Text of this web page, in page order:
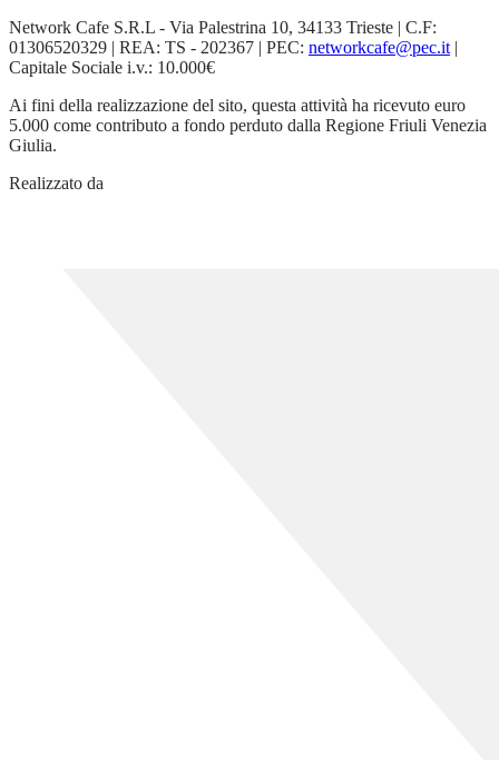
Network Cafe S.R.L - Via Palestrina 10, 34133 Trieste | C.F:
01306520329 | REA: TS - 202367 | PEC: networkcafe@pec.it |
Capitale Sociale i.v.: 10.000€
Ai fini della realizzazione del sito, questa attività ha ricevuto euro
5.000 come contributo a fondo perduto dalla Regione Friuli Venezia
Giulia.
Realizzato da